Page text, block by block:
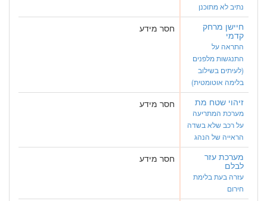
נתיב לא מתוכנן
חיישן מרחק
קדמי
התראה על
התנגשות מלפנים
(לעיתים בשילוב
בלימה אוטומטית)
חסר מידע
זיהוי שטח מת
מערכת המתריעה
על רכב שלא בשדה
הראייה של הנהג
חסר מידע
מערכת עזר
לבלם
עזרה בעת בלימת
חירום
חסר מידע